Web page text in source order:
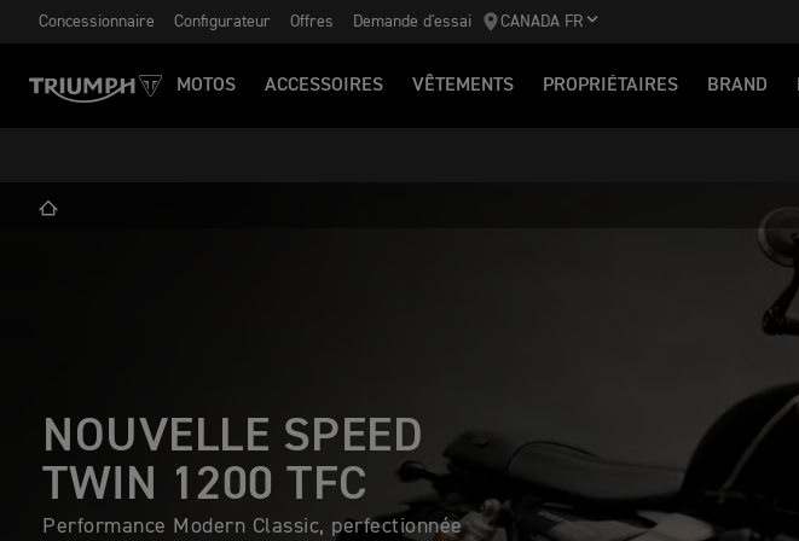
Concessionnaire Configurateur Offres Demande d'essai CANADA FR
MOTOS ACCESSOIRES VÊTEMENTS PROPRIÉTAIRES BRAND
NOUVELLE SPEED
TWIN 1200 TFC
Performance Modern Classic, perfectionnée